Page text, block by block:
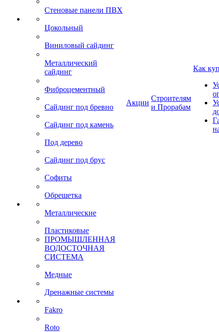
Стеновые панели ПВХ
Цокольный
Виниловый сайдинг
Металлический
сайдинг
Фиброцементный
Сайдинг под бревно
Сайдинг под камень
Под дерево
Сайдинг под брус
Софиты
Обрешетка
Металлические
Пластиковые
ПРОМЫШЛЕННАЯ
ВОДОСТОЧНАЯ
СИСТЕМА
Медные
Дренажные системы
Fakro
Roto
Акции
Строителям
и Прорабам
Как